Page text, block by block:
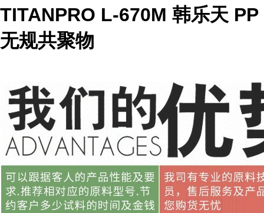
TITANPRO L-670M 韩乐天 PP
无规共聚物